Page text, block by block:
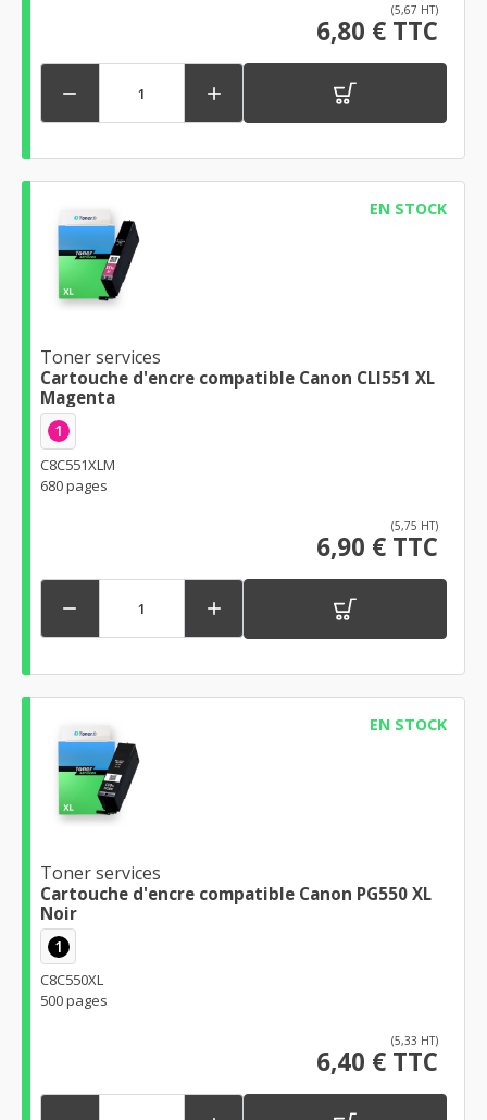
(5,67 HT)
6,80 € TTC
 
EN STOCK
Toner services
Cartouche d'encre compatible Canon CLI551 XL
Magenta
1
C8C551XLM
680 pages
(5,75 HT)
6,90 € TTC
 
EN STOCK
Toner services
Cartouche d'encre compatible Canon PG550 XL
Noir
1
C8C550XL
500 pages
(5,33 HT)
6,40 € TTC